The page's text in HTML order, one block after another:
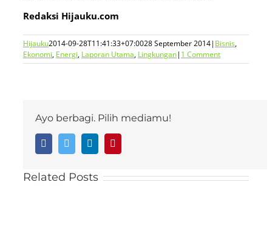
Redaksi Hijauku.com
Hijauku2014-09-28T11:41:33+07:0028 September 2014| Bisnis,
Ekonomi, Energi, Laporan Utama, Lingkungan| 1 Comment
Ayo berbagi. Pilih mediamu!
FacebookTwitter LinkedIn
Related Posts